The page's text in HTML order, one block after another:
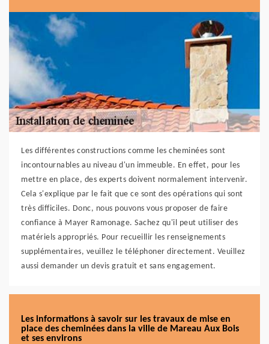
Les différentes constructions comme les cheminées sont
incontournables au niveau d'un immeuble. En effet, pour les
mettre en place, des experts doivent normalement intervenir.
Cela s'explique par le fait que ce sont des opérations qui sont
très difficiles. Donc, nous pouvons vous proposer de faire
confiance à Mayer Ramonage. Sachez qu'il peut utiliser des
matériels appropriés. Pour recueillir les renseignements
supplémentaires, veuillez le téléphoner directement. Veuillez
aussi demander un devis gratuit et sans engagement.
Les informations à savoir sur les travaux de mise en
place des cheminées dans la ville de Mareau Aux Bois
et ses environs